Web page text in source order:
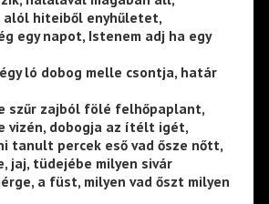
alól hiteiből enyhűletet,
egy napot, Istenem adj ha egy
ló dobog melle csontja, határ
szűr zajból fölé felhőpaplant,
vizén, dobogja az ítélt igét,
tanult percek eső vad ősze nőtt,
jaj, tüdejébe milyen sivár
a füst, milyen vad őszt milyen